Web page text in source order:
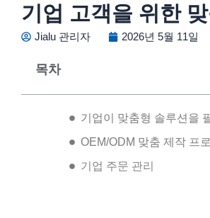
기업 고객을 위한
Jialu 관리자 2026년 5월 11일
목차
기업이 맞춤형 솔루션을
OEM/ODM 맞춤 제작 프
기업 주문 관리